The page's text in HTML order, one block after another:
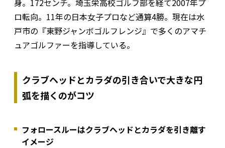
ロ転向。11年の日本女子プロなど通算4勝。現在は水
戸市の『東野ジャンボゴルフレンジ』で多くのアマチ
ュアゴルファーを指導している。
クラブヘッドとカラダの引き合いで大きな円
弧を描くのがコツ
フォロースルーはクラブヘッドとカラダを引き離す
イメージ